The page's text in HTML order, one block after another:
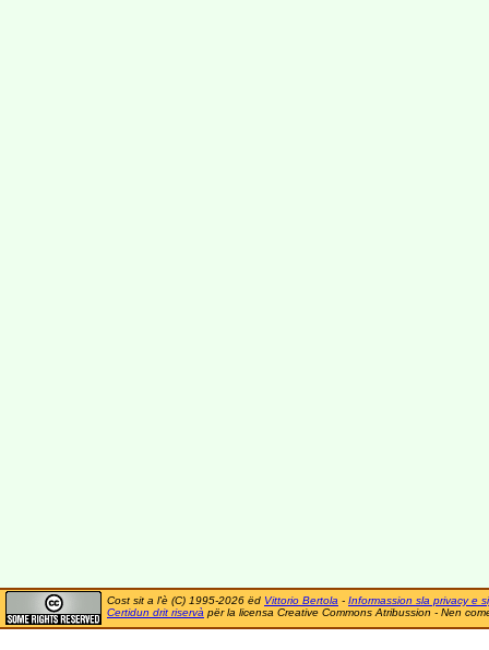
Cost sit a l'è (C) 1995-2026 ëd Vittorio Bertola - Informassion sla privacy e
Certidun drit riservà për la licensa Creative Commons Atribussion - Nen